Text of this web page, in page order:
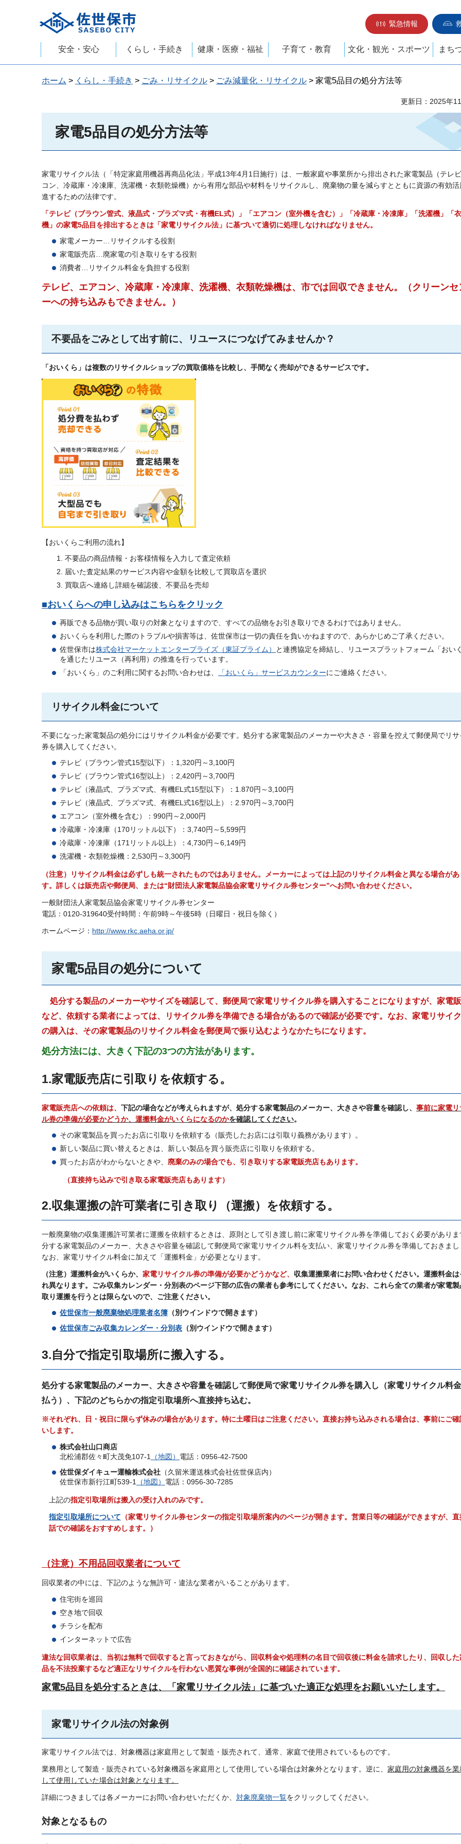
佐世保市
緊急情報
安全・安心 くらし・手続き 健康・医療・福祉 子育て・教育 文化・観光・スポーツ まち
ホーム > くらし・手続き > ごみ・リサイクル > ごみ減量化・リサイクル > 家電5品目の処分方法等
更新日：2025年
家電5品目の処分方法等
家電リサイクル法（「特定家庭用機器再商品化法」平成13年4月1日施行）は、一般家庭や事業所から排出された家電製品（テレ
コン、冷蔵庫・冷凍庫、洗濯機・衣類乾燥機）から有用な部品や材料をリサイクルし、廃棄物の量を減らすとともに資源の有効活
進するための法律です。
「テレビ（ブラウン管式、液晶式・プラズマ式・有機EL式）」「エアコン（室外機を含む）」「冷蔵庫・冷凍庫」「洗濯機」「
機」の家電5品目を排出するときは「家電リサイクル法」に基づいて適切に処理しなければなりません。
家電メーカー…リサイクルする役割
家電販売店…廃家電の引き取りをする役割
消費者…リサイクル料金を負担する役割
テレビ、 エアコン、冷蔵庫・冷凍庫、洗濯機、衣類乾燥機は、市では回収できません。（クリーンセ
ーへの持ち込みもできません。）
不要品をごみとして出す前に、リユースにつなげてみませんか？
「おいくら」は複数のリサイクルショップの買取価格を比較し、手間なく売却ができるサービスです。
【おいくらご利用の流れ】
不要品の商品情報・お客様情報を入力して査定依頼
届いた査定結果のサービス内容や金額を比較して買取店を選択
買取店へ連絡し詳細を確認後、不要品を売却
■おいくらへの申し込みはこちらをクリック
再販できる品物が買い取りの対象となりますので、すべての品物をお引き取りできるわけではありません。
おいくらを利用した際のトラブルや損害等は、佐世保市は一切の責任を負いかねますので、あらかじめご了承ください。
佐世保市は株式会社マーケットエンタープライズ（東証プライム）
と連携協定を締結し、リユースプラットフォーム「おいく
を通じたリユース（再利用）の推進を行っています。
「おいくら」のご利用に関するお問い合わせは、
「おいくら」サービスカウンターにご連絡ください。
リサイクル料金について
不要になった家電製品の処分にはリサイクル料金が必要です。処分する家電製品のメーカーや大きさ・容量を控えて郵便局でリ
券を購入してください。
テレビ（ブラウン管式15型以下）：1,320円～3,100円
テレビ（ブラウン管式16型以上）：2,420円～3,700円
テレビ（液晶式、プラズマ式、有機EL式15型以下）：1.870円～3,100円
テレビ（液晶式、プラズマ式、有機EL式16型以上）：2.970円～3,700円
エアコン（室外機を含む）：990円～2,000円
冷蔵庫・冷凍庫（170リットル以下）：3,740円～5,599円
冷蔵庫・冷凍庫（171リットル以上）：4,730円～6,149円
洗濯機・衣類乾燥機：2,530円～3,300円
（注意）リサイクル料金は必ずしも統一されたものではありません。メーカーによっては上記のリサイクル料金と異なる場合があ
す。詳しくは販売店や郵便局、または“財団法人家電製品協会家電リサイクル券センター”へお問い合わせください。
一般財団法人家電製品協会家電リサイクル券センター
電話：0120-319640受付時間：午前9時～午後5時（日曜日・祝日を除く）
ホームページ： http://www.rkc.aeha.or.jp/
家電5品目の処分について
処分する製品のメーカーやサイズを確認して、郵便局で家電リサイクル券を購入することになりますが、家電
など、依頼する業者によっては、リサイクル券を準備できる場合があるので確認が必要です。なお、家電リサイ
の購入は、その家電製品のリサイクル料金を郵便局で振り込むようなかたちになります。
処分方法には、大きく下記の3つの方法があります。
1.家電販売店に引取りを依頼する。
家電販売店への依頼は、 下記の場合などが考えられますが、処分する家電製品のメーカー、大きさや容量を確認し、 事前に家電リ
ル券の準備が必要かどうか、運搬料金がいくらになるのかを確認してください。
その家電製品を買ったお店に引取りを依頼する（販売したお店には引取り義務があります）。
新しい製品に買い替えるときは、新しい製品を買う販売店に引取りを依頼する。
買ったお店がわからないときや、 廃棄のみの場合でも、引き取りする家電販売店もあります。
（直接持ち込みで引き取る家電販売店もあります）
2.収集運搬の許可業者に引き取り（運搬）を依頼する。
一般廃棄物の収集運搬許可業者に運搬を依頼するときは、原則として引き渡し前に家電リサイクル券を準備しておく必要があり
分する家電製品のメーカー、大きさや容量を確認して郵便局で家電リサイクル料を支払い、家電リサイクル券を準備しておきまし
なお、家電リサイクル料金に加えて「運搬料金」が必要となります。
（注意）運搬料金がいくらか、 家電リサイクル券の準備が必要かどうかなど、 収集運搬業者にお問い合わせください。運搬料金
れ異なります。ごみ収集カレンダー・分別表のページ下部の広告の業者も参考にしてください。なお、これら全ての業者が家電製
取り運搬を行うとは限らないので、ご注意ください。
佐世保市一般廃棄物処理業者名簿 （別ウインドウで開きます）
佐世保市ごみ収集カレンダー・分別表 （別ウインドウで開きます）
3.自分で指定引取場所に搬入する。
処分する家電製品のメーカー、大きさや容量を確認して郵便局で家電リサイクル券を購入し（家電リサイクル料
払う）、下記のどちらかの指定引取場所へ直接持ち込む。
※それぞれ、日・祝日に限らず休みの場合があります。特に土曜日はご注意ください。直接お持ち込みされる場合は、事前にご
いします。
株式会社山口商店
北松浦郡佐々町大茂免107-1
（地図） 電話：0956-42-7500
佐世保ダイキュー運輸株式会社 （久留米運送株式会社佐世保店内）
佐世保市新行江町539-1
（地図） 電話：0956-30-7285
上記の指定引取場所は搬入の受け入れのみです。
指定引取場所について （家電リサイクル券センターの指定引取場所案内のページが開きます。営業日等の確認ができますが、
話での確認をおすすめします。）
（注意）不用品回収業者について
回収業者の中には、下記のような無許可・違法な業者がいることがあります。
住宅街を巡回
空き地で回収
チラシを配布
インターネットで広告
違法な回収業者は、当初は無料で回収すると言っておきながら、回収料金や処理料の名目で回収後に料金を請求したり、回収し
品を不法投棄するなど適正なリサイクルを行わない悪質な事例が全国的に確認されています。
家電5品目を処分するときは、「家電リサイクル法」に基づいた適正な処理をお願いいたします。
家電リサイクル法の対象例
家電リサイクル法では、対象機器は家庭用として製造・販売されて、通常、家庭で使用されているものです。
業務用として製造・販売されている対象機器を家庭用として使用している場合は対象外となります。逆に、 家庭用の対象機器を業
して使用していた場合は対象となります。
詳細につきましては各メーカーにお問い合わせいただくか、 対象廃棄物一覧をクリックしてください。
対象となるもの